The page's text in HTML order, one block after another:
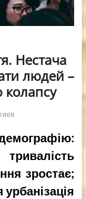
Нестача
людей –
колапсу
зростає;